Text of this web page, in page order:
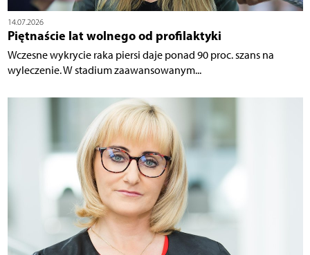
14.07.2026
Piętnaście lat wolnego od profilaktyki
Wczesne wykrycie raka piersi daje ponad 90 proc. szans na
wyleczenie. W stadium zaawansowanym...